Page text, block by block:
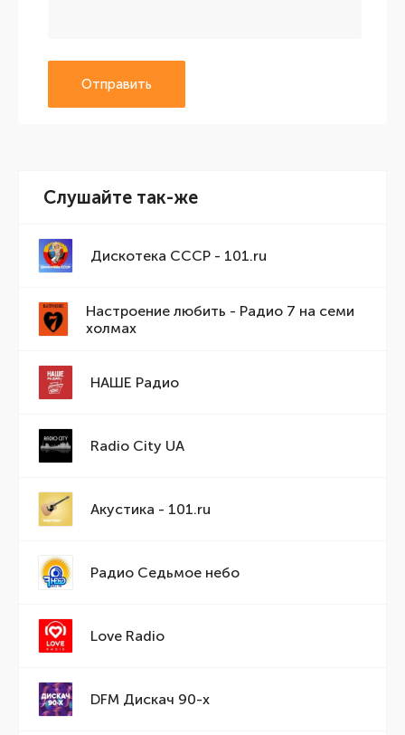
Отправить
Слушайте так-же
Дискотека СССР - 101.ru
Настроение любить - Радио 7 на семи
холмах
НАШЕ Радио
Radio City UA
Акустика - 101.ru
Радио Седьмое небо
Love Radio
DFM Дискач 90-х